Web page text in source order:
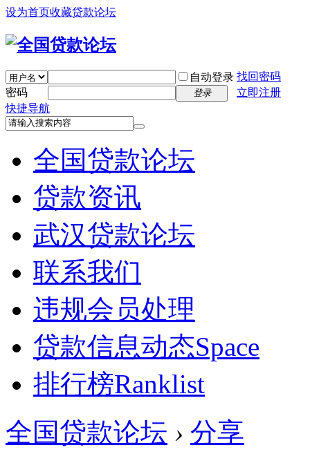
设为首页收藏贷款论坛
自动登录 找回密码
密码
登录
立即注册
快捷导航
全国贷款论坛
贷款资讯
武汉贷款论坛
联系我们
违规会员处理
贷款信息动态Space
排行榜Ranklist
全国贷款论坛 › 分享